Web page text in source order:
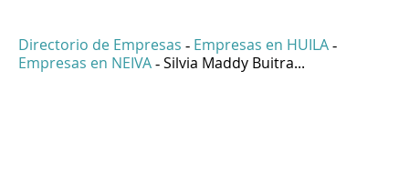
Directorio de Empresas - Empresas en HUILA -
Empresas en NEIVA - Silvia Maddy Buitra...